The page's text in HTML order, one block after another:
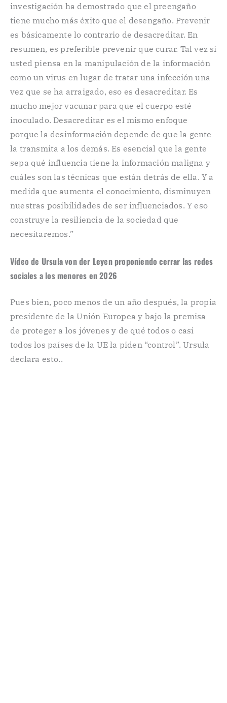
investigación ha demostrado que el preengaño
tiene mucho más éxito que el desengaño. Prevenir
es básicamente lo contrario de desacreditar. En
resumen, es preferible prevenir que curar. Tal vez si
usted piensa en la manipulación de la información
como un virus en lugar de tratar una infección una
vez que se ha arraigado, eso es desacreditar. Es
mucho mejor vacunar para que el cuerpo esté
inoculado. Desacreditar es el mismo enfoque
porque la desinformación depende de que la gente
la transmita a los demás. Es esencial que la gente
sepa qué influencia tiene la información maligna y
cuáles son las técnicas que están detrás de ella. Y a
medida que aumenta el conocimiento, disminuyen
nuestras posibilidades de ser influenciados. Y eso
construye la resiliencia de la sociedad que
necesitaremos.”
Vídeo de Ursula von der Leyen proponiendo cerrar las redes
sociales a los menores en 2026
Pues bien, poco menos de un año después, la propia
presidente de la Unión Europea y bajo la premisa
de proteger a los jóvenes y de qué todos o casi
todos los países de la UE la piden “control”. Ursula
declara esto..